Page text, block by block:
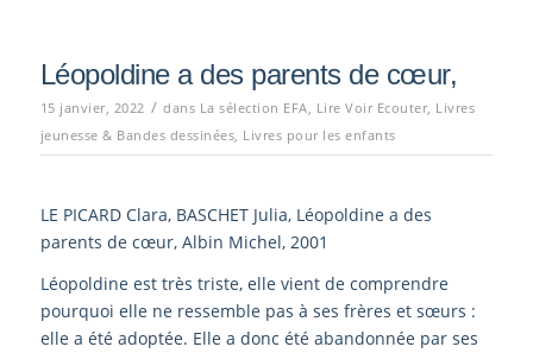
Léopoldine a des parents de cœur,
15 janvier, 2022 / dans La sélection EFA, Lire Voir Ecouter, Livres
jeunesse & Bandes dessinées, Livres pour les enfants
LE PICARD Clara, BASCHET Julia, Léopoldine a des
parents de cœur, Albin Michel, 2001
Léopoldine est très triste, elle vient de comprendre
pourquoi elle ne ressemble pas à ses frères et sœurs :
elle a été adoptée. Elle a donc été abandonnée par ses